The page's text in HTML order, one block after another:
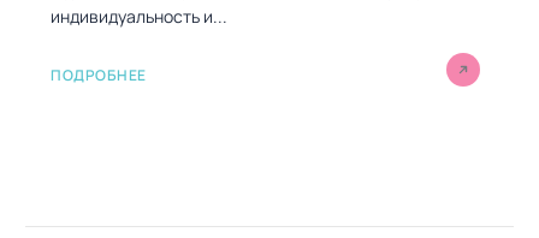
индивидуальность и...
ПОДРОБНЕЕ